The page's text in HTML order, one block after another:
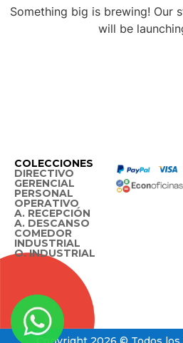
Something big is brewing! Our
will be
COLECCIONES
DIRECTIVO
GERENCIAL
PERSONAL
OPERATIVO
A. RECEPCIÓN
A. DESCANSO
COMEDOR
INDUSTRIAL
O. INDUSTRIAL